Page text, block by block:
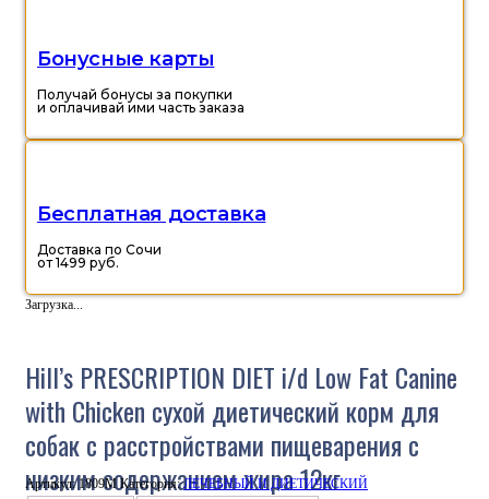
Бонусные карты
Получай бонусы за покупки
и оплачивай ими часть заказа
Бесплатная доставка
Доставка по Сочи
от 1499 руб.
Загрузка...
Hill’s PRESCRIPTION DIET i/d Low Fat Canine
with Chicken сухой диетический корм для
собак с расстройствами пищеварения с
низким содержанием жира 12кг
Артикул:1809M Категория:ЛЕЧЕБНЫЙ И ДИЕТИЧЕСКИЙ